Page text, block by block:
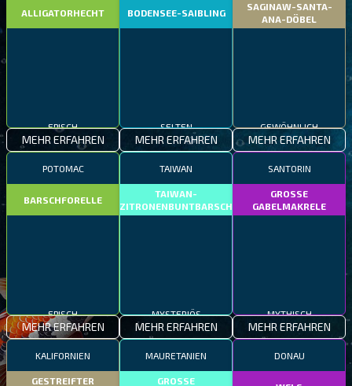
ALLIGATORHECHT
MEHR ERFAHREN
BODENSEE-SAIBLING
MEHR ERFAHREN
SAGINAW-SANTA-
ANA-DÖBEL
MEHR ERFAHREN
POTOMAC
BARSCHFORELLE
MEHR ERFAHREN
TAIWAN
TAIWAN-
ZITRONENBUNTBARSCH
MEHR ERFAHREN
SANTORIN
GROSSE
GABELMAKRELE
MEHR ERFAHREN
KALIFORNIEN
GESTREIFTER
MAURETANIEN
GROSSE
DONAU